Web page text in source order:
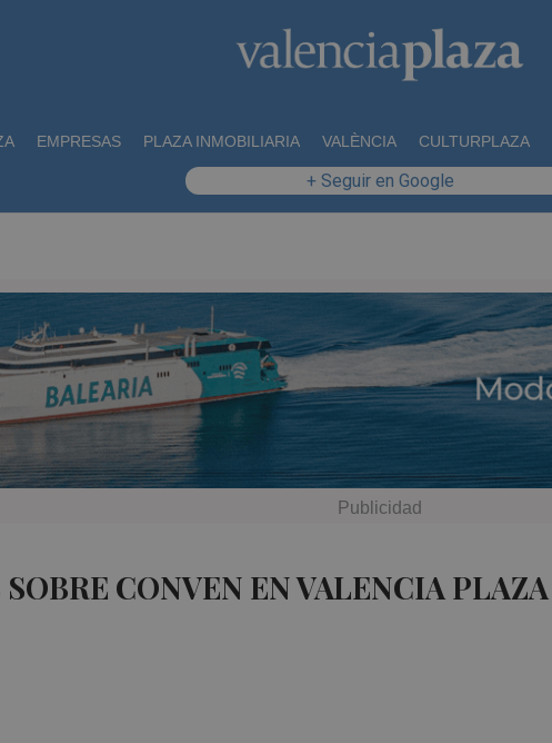
EMPRESAS PLAZA INMOBILIARIA VALÈNCIA CULTURPLAZA
+ Seguir en Google
CONVEN EN VALENCIA PLAZA